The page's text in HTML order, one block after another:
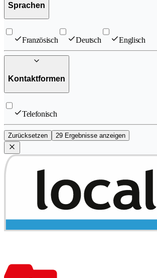
Sprachen
Französisch Deutsch Englisch
Kontaktformen
Telefonisch
Zurücksetzen 29 Ergebnisse anzeigen